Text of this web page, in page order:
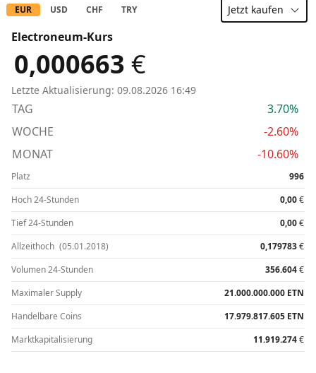
EUR USD CHF TRY Jetzt kaufen
Electroneum-Kurs
0,000663 €
Letzte Aktualisierung: 09.08.2026 16:49
TAG
3.70%
WOCHE
-2.60%
MONAT
-10.60%
Platz
996
Hoch 24-Stunden
0,00€
Tief 24-Stunden
0,00€
Allzeithoch (05.01.2018) 0,179783€
Volumen 24-Stunden
356.604€
Maximaler Supply
21.000.000.000 ETN
Handelbare Coins
17.979.817.605 ETN
Marktkapitalisierung
11.919.274€